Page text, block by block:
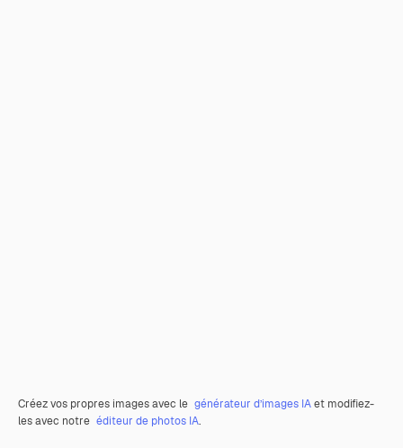
Créez vos propres images avec le générateur d’images IAet modifiez-
les avec notre éditeur de photos IA.